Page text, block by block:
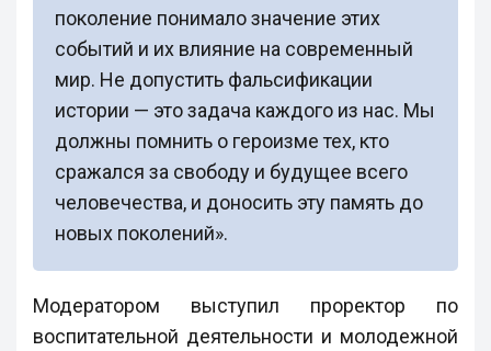
поколение понимало значение этих
событий и их влияние на современный
мир. Не допустить фальсификации
истории — это задача каждого из нас. Мы
должны помнить о героизме тех, кто
сражался за свободу и будущее всего
человечества, и доносить эту память до
новых поколений».
Модератором выступил проректор по
воспитательной деятельности и молодежной